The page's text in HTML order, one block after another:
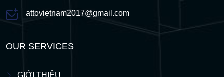
attovietnam2017@gmail.com
OUR SERVICES